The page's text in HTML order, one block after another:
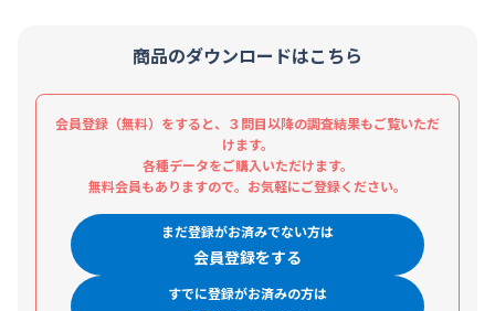
商品のダウンロードはこちら
会員登録（無料）をすると、３問目以降の調査結果もご覧いただ
けます。
各種データをご購入いただけます。
無料会員もありますので。お気軽にご登録ください。
まだ登録がお済みでない方は
会員登録をする
すでに登録がお済みの方は